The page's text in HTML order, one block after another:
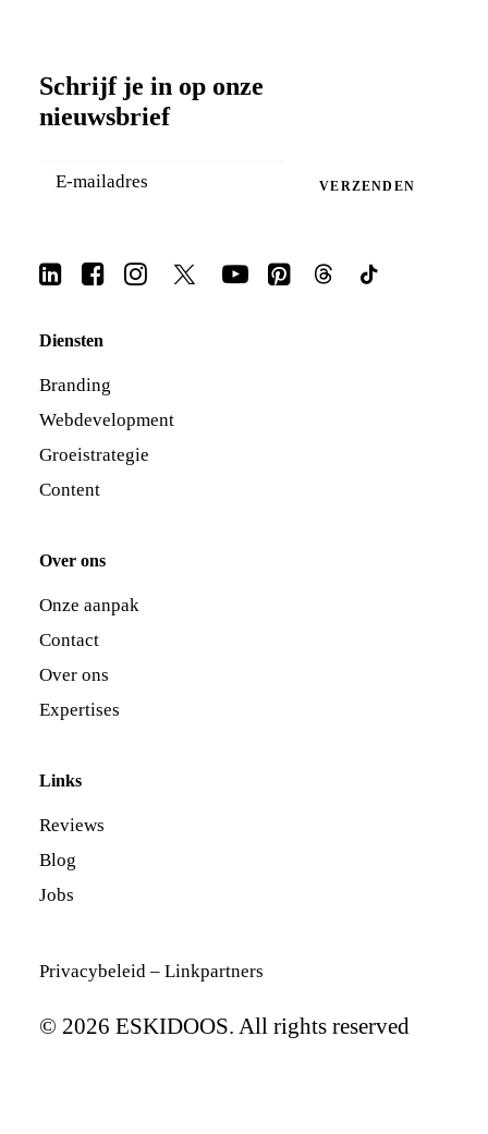
Schrijf je in op onze
nieuwsbrief
VERZENDEN
Diensten
Branding
Webdevelopment
Groeistrategie
Content
Over ons
Onze aanpak
Contact
Over ons
Expertises
Links
Reviews
Blog
Jobs
Privacybeleid – Linkpartners
© 2026 ESKIDOOS. All rights reserved